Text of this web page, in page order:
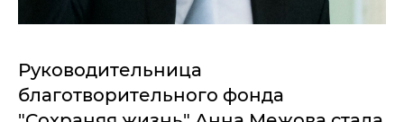
Руководительница
благотворительного фонда